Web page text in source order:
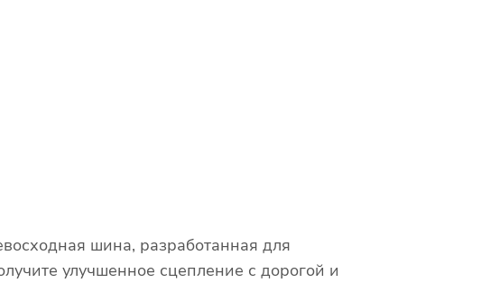
шина, разработанная для
улучшенное сцепление с дорогой и